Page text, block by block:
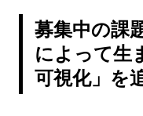
募集中の課
によって生
可視化」を